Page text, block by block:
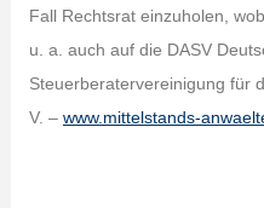
Fall Rechtsrat einzuholen,
u. a. auch auf die DASV
Steuerberatervereinigung für
V. – www.mittelstands-